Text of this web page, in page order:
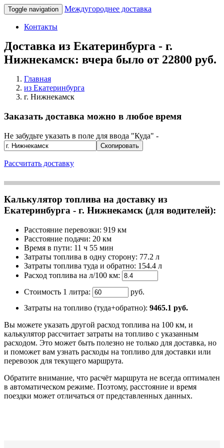
Toggle navigation Междугороднее доставка
Контакты
Доставка из Екатеринбурга - г.
Нижнекамск: вчера было от 22800 руб.
Главная
из Екатеринбурга
г. Нижнекамск
Заказать доставка можно в любое время
Не забудьте указать в поле для ввода "Куда" -
Скопировать
Рассчитать доставку
Калькулятор топлива на доставку из
Екатеринбурга - г. Нижнекамск (для водителей):
Расстояние перевозки: 919 км
Расстояние подачи: 20 км
Время в пути: 11 ч 55 мин
Затраты топлива в одну сторону: 77.2 л
Затраты топлива туда и обратно: 154.4 л
Расход топлива на л/100 км:
Стоимость 1 литра:
руб.
Затраты на топливо (туда+обратно): 9465.1 руб.
Вы можете указать другой расход топлива на 100 км, и
калькулятор рассчитает затраты на топливо с указанным
расходом. Это может быть полезно не только для доставка, но
и поможет вам узнать расходы на топливо для доставки или
перевозок для текущего маршрута.
Обратите внимание, что расчёт маршрута не всегда оптимален
в автоматическом режиме. Поэтому, расстояние и время
поездки может отличаться от представленных данных.